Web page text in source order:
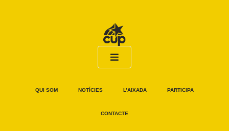
QUI SOM NOTÍCIES L’AIXADA PARTICIPA
CONTACTE